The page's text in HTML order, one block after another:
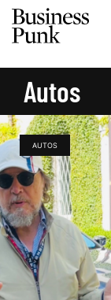
Autos
AUTOS